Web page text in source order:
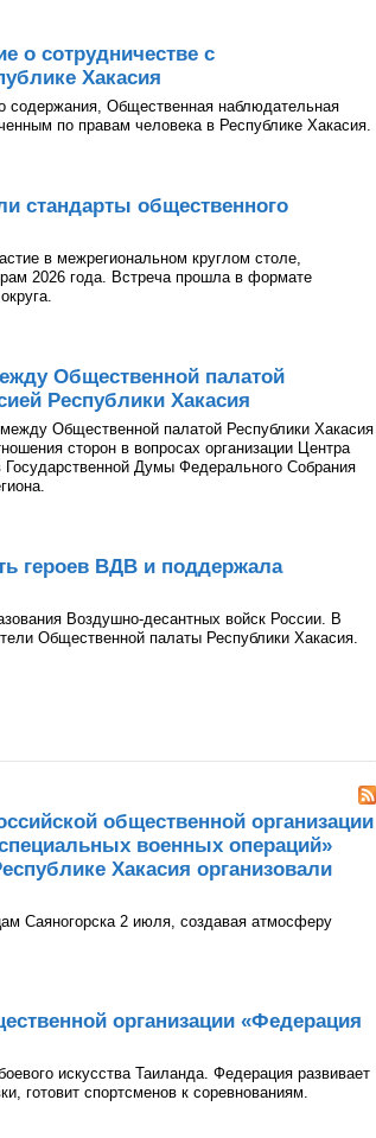
о сотрудничестве с
Хакасия
содержания, Общественная наблюдательная
по правам человека в Республике Хакасия.
стандарты общественного
в межрегиональном круглом столе,
2026 года. Встреча прошла в формате
Общественной палатой
Республики Хакасия
Общественной палатой Республики Хакасия
сторон в вопросах организации Центра
Думы Федерального Собрания
героев ВДВ и поддержала
Воздушно-десантных войск России. В
Общественной палаты Республики Хакасия.
общественной организации
военных операций»
Хакасия организовали
Саяногорска 2 июля, создавая атмосферу
организации «Федерация
искусства Таиланда. Федерация развивает
готовит спортсменов к соревнованиям.